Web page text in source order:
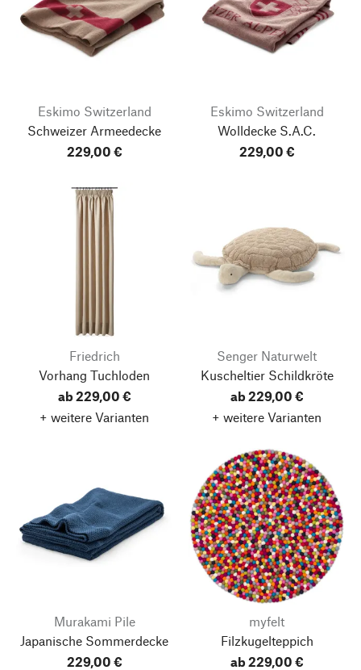
Eskimo Switzerland
Schweizer Armeedecke
229,00 €
Eskimo Switzerland
Wolldecke S.A.C.
229,00 €
Friedrich
Vorhang Tuchloden
ab 229,00 €
+ weitere Varianten
Senger Naturwelt
Kuscheltier Schildkröte
ab 229,00 €
+ weitere Varianten
Murakami Pile
Japanische Sommerdecke
229,00 €
myfelt
Filzkugelteppich
ab 229,00 €